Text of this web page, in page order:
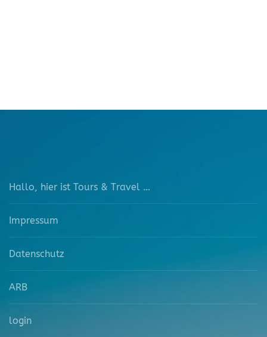
Hallo, hier ist Tours & Travel …
Impressum
Datenschutz
ARB
login